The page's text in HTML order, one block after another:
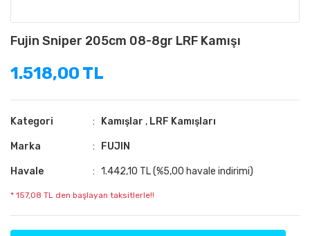
Fujin Sniper 205cm 08-8gr LRF Kamışı
1.518,00 TL
Kategori Kamışlar , LRF Kamışları
Marka FUJIN
Havale 1.442,10 TL (%5,00 havale indirimi)
* 157,08 TL den başlayan taksitlerle!!